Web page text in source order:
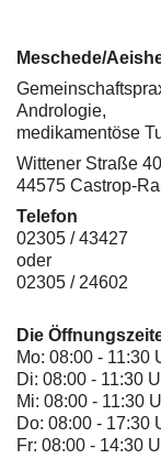
Meschede/
Andrologie,
medikamentöse
Wittener Straße 40
44575 Castrop-
Telefon
02305 / 43427
oder
02305 / 24602
Die
Mo: 08:00 - 11:30
Di: 08:00 - 11:30
Mi: 08:00 - 11:30
Do: 08:00 - 17:30
Fr: 08:00 - 14:30